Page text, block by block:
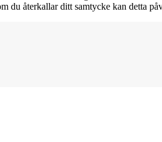
du återkallar ditt samtycke kan detta